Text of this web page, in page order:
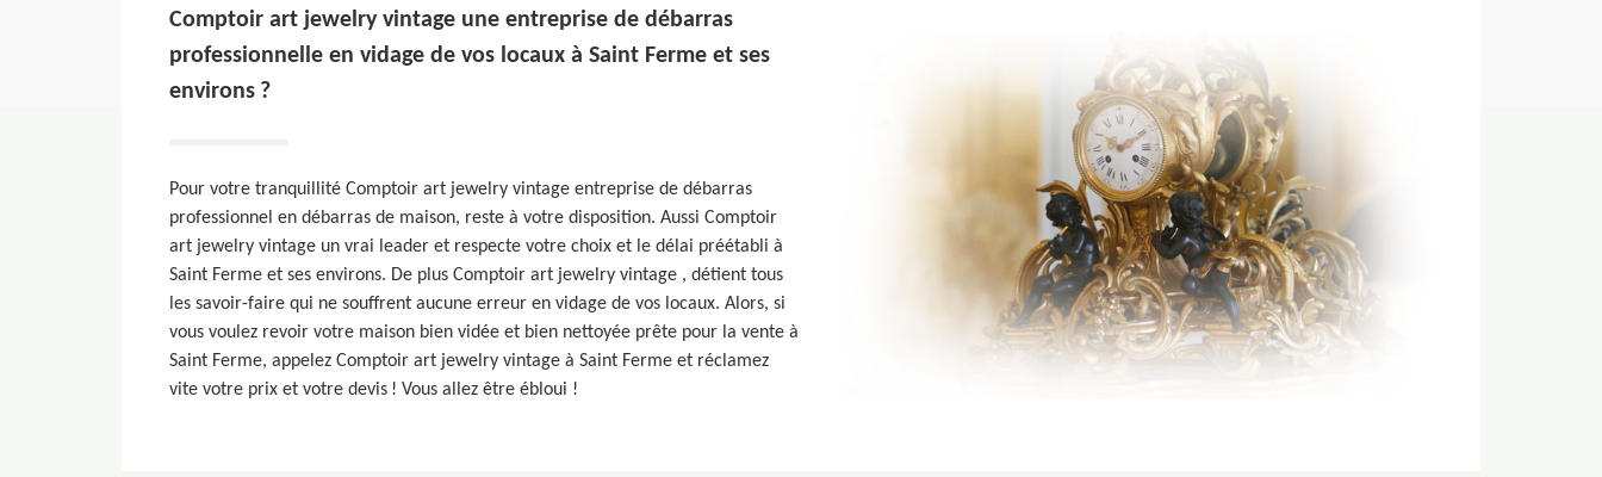
Comptoir art jewelry vintage une entreprise de débarras
professionnelle en vidage de vos locaux à Saint Ferme et ses
environs ?
Pour votre tranquillité Comptoir art jewelry vintage entreprise de débarras
professionnel en débarras de maison, reste à votre disposition. Aussi Comptoir
art jewelry vintage un vrai leader et respecte votre choix et le délai préétabli à
Saint Ferme et ses environs. De plus Comptoir art jewelry vintage , détient tous
les savoir-faire qui ne souffrent aucune erreur en vidage de vos locaux. Alors, si
vous voulez revoir votre maison bien vidée et bien nettoyée prête pour la vente à
Saint Ferme, appelez Comptoir art jewelry vintage à Saint Ferme et réclamez
vite votre prix et votre devis ! Vous allez être ébloui !